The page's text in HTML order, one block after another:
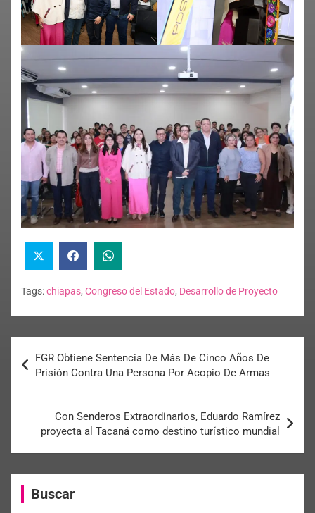
Tags:chiapas, Congreso del Estado, Desarrollo de Proyecto
FGR Obtiene Sentencia De Más De Cinco Años De
Prisión Contra Una Persona Por Acopio De Armas
Con Senderos Extraordinarios, Eduardo Ramírez
proyecta al Tacaná como destino turístico mundial
Buscar